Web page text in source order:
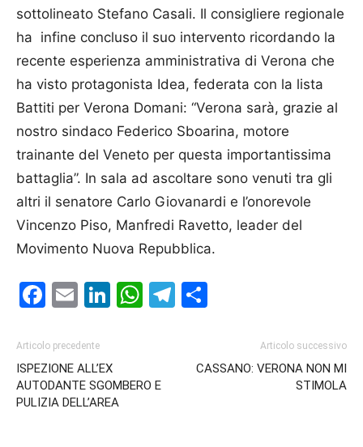
sottolineato Stefano Casali. Il consigliere regionale
ha infine concluso il suo intervento ricordando la
recente esperienza amministrativa di Verona che
ha visto protagonista Idea, federata con la lista
Battiti per Verona Domani: “Verona sarà, grazie al
nostro sindaco Federico Sboarina, motore
trainante del Veneto per questa importantissima
battaglia”. In sala ad ascoltare sono venuti tra gli
altri il senatore Carlo Giovanardi e l’onorevole
Vincenzo Piso, Manfredi Ravetto, leader del
Movimento Nuova Repubblica.
Facebook
EmailLinkedIn
WhatsApp
Telegram
Articolo precedente
ISPEZIONE ALL’EX
AUTODANTE SGOMBERO E
PULIZIA DELL’AREA
Articolo successivo
CASSANO: VERONA NON MI
STIMOLA